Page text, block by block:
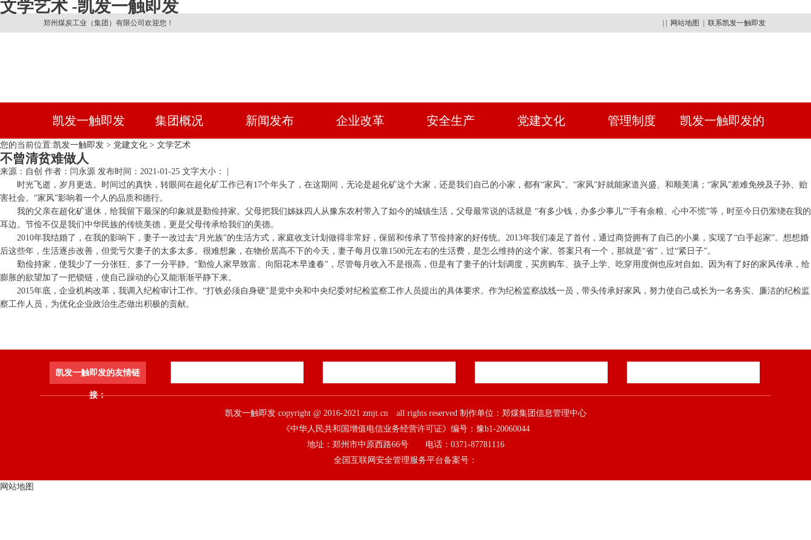
文学艺术 -凯发一触即发
郑州煤炭工业（集团）有限公司欢迎您！ 网站地图 联系凯发一触即发
凯发一触即发 集团概况 新闻发布 企业改革 安全生产 党建文化 管理制度 凯发一触即发的
您的当前位置:凯发一触即发 > 党建文化 > 文学艺术
不曾清贫难做人
来源：自创 作者：闫永源 发布时间：2021-01-25 文字大小： |
时光飞逝，岁月更迭。时间过的真快，转眼间在超化矿工作已有17个年头了，在这期间，无论是超化矿这个大家，还是我们自己的小家，都有“家风”。“家风”好就能家道兴盛、和顺美满；“家风”差难免殃及子孙、贻
害社会。“家风”影响着一个人的品质和德行。
我的父亲在超化矿退休，给我留下最深的印象就是勤俭持家。父母把我们姊妹四人从豫东农村带入了如今的城镇生活，父母最常说的话就是 “有多少钱，办多少事儿”“手有余粮、心中不慌”等，时至今日仍萦绕在我的
耳边。节俭不仅是我们中华民族的传统美德，更是父母传承给我们的美德。
2010年我结婚了，在我的影响下，妻子一改过去“月光族”的生活方式，家庭收支计划做得非常好，保留和传承了节俭持家的好传统。2013年我们凑足了首付，通过商贷拥有了自己的小巢，实现了“白手起家”。想想婚
后这些年，生活逐步改善，但觉亏欠妻子的太多太多。很难想象，在物价居高不下的今天，妻子每月仅靠1500元左右的生活费，是怎么维持的这个家。答案只有一个，那就是“省”，过“紧日子”。
勤俭持家，使我少了一分张狂、多了一分平静。“勤俭人家早致富、向阳花木早逢春”，尽管每月收入不是很高，但是有了妻子的计划调度，买房购车、孩子上学、吃穿用度倒也应对自如。因为有了好的家风传承，给
膨胀的欲望加了一把锁链，使自己躁动的心又能渐渐平静下来。
2015年底，企业机构改革，我调入纪检审计工作。“打铁必须自身硬”是党中央和中央纪委对纪检监察工作人员提出的具体要求。作为纪检监察战线一员，带头传承好家风，努力使自己成长为一名务实、廉洁的纪检监
察工作人员，为优化企业政治生态做出积极的贡献。
凯发一触即发的友情链
接：
凯发一触即发 copyright @ 2016-2021 zmjt.cn all rights reserved 制作单位：郑煤集团信息管理中心
《中华人民共和国增值电信业务经营许可证》编号：豫b1-20060044
地址：郑州市中原西路66号 电话：0371-87781116
全国互联网安全管理服务平台备案号：
网站地图